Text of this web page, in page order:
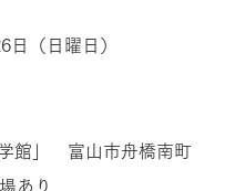
日（日曜日）
館」　富山市舟橋南町
あり